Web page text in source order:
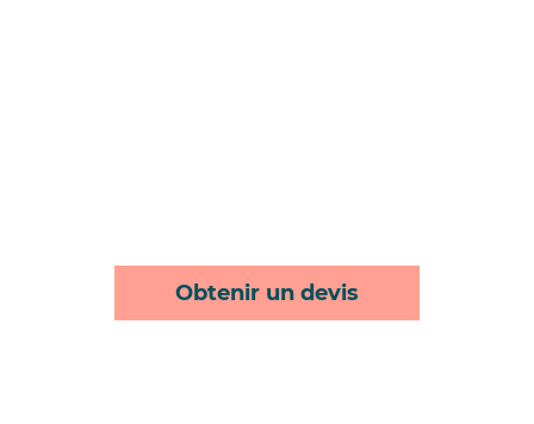
Obtenir un devis